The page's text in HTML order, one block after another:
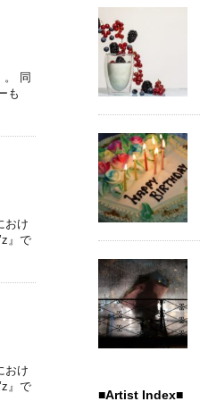
。 同
も
おけ
』で
おけ
』で
■Artist Index■